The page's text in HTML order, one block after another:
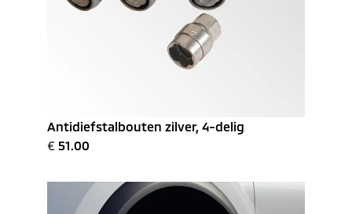
Antidiefstalbouten zilver, 4-delig
€ 51.00